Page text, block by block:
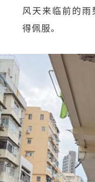
风天来临前的
得佩服。